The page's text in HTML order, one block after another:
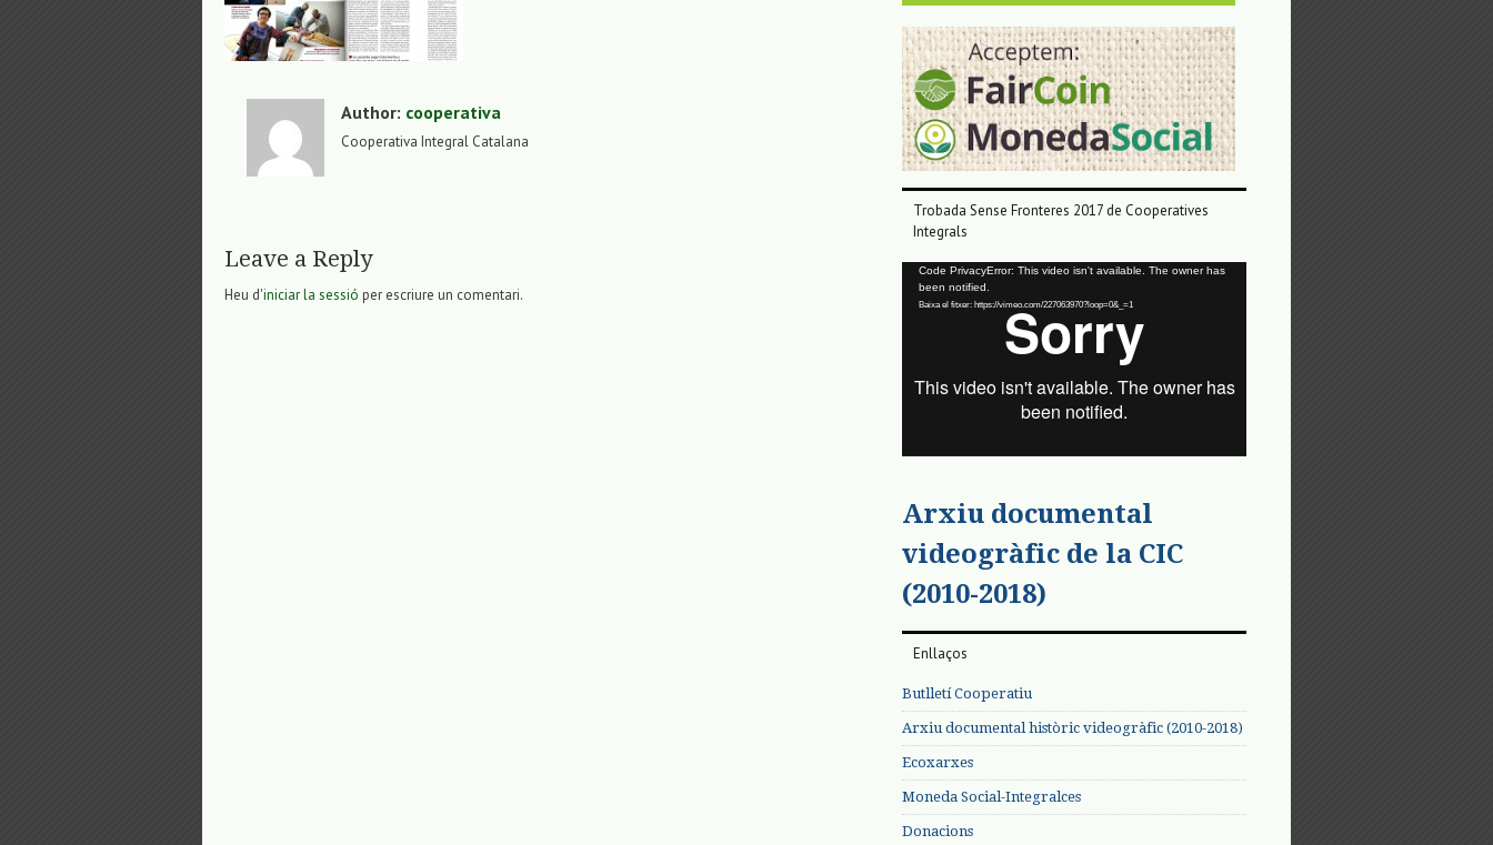
Author: cooperativa
Cooperativa Integral Catalana
Leave a Reply
Heu d'iniciar la sessió per escriure un comentari.
Trobada Sense Fronteres 2017 de Cooperatives
Integrals
Reproductor
vídeo
Code PrivacyError: This video isn't available. The owner has
been notified.
Baixa el fitxer: https://vimeo.com/227063970?loop=0&_=1
Arxiu documental
videogràfic de la CIC
(2010-2018)
Enllaços
Butlletí Cooperatiu
Arxiu documental històric videogràfic (2010-2018)
Ecoxarxes
Moneda Social-Integralces
Donacions